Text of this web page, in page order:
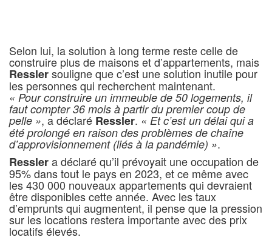
Selon lui, la solution à long terme reste celle de
construire plus de maisons et d’appartements, mais
Resslersouligne que c’est une solution inutile pour
les personnes qui recherchent maintenant.
« Pour construire un immeuble de 50 logements, il
faut compter 36 mois à partir du premier coup de
pelle », a déclaré Ressler. « Et c’est un délai qui a
été prolongé en raison des problèmes de chaîne
d’approvisionnement (liés à la pandémie) ».
Resslera déclaré qu’il prévoyait une occupation de
95% dans tout le pays en 2023, et ce même avec
les 430 000 nouveaux appartements qui devraient
être disponibles cette année. Avec les taux
d’emprunts qui augmentent, il pense que la pression
sur les locations restera importante avec des prix
locatifs élevés.